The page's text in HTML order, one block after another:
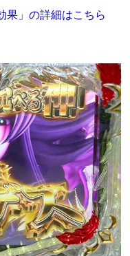
果」の詳細はこちら